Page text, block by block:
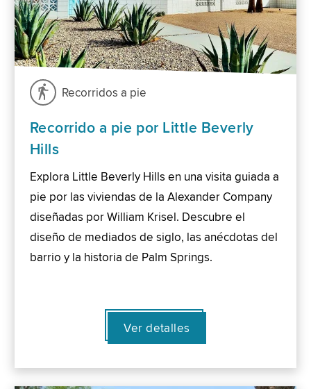
Recorridos a pie
Recorrido a pie por Little Beverly
Hills
Explora Little Beverly Hills en una visita guiada a
pie por las viviendas de la Alexander Company
diseñadas por William Krisel. Descubre el
diseño de mediados de siglo, las anécdotas del
barrio y la historia de Palm Springs.
Ver detalles